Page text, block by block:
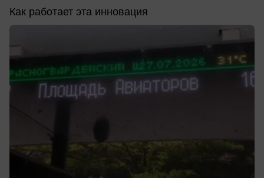
Как работает эта инновация